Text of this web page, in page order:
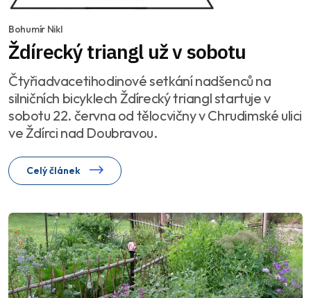
Bohumír Nikl
Ždírecký triangl už v sobotu
Čtyřiadvacetihodinové setkání nadšenců na
silničních bicyklech Ždírecký triangl startuje v
sobotu 22. června od tělocvičny v Chrudimské ulici
ve Ždírci nad Doubravou.
Celý článek